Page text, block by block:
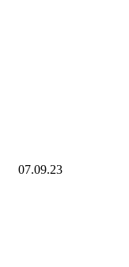
07.09.23